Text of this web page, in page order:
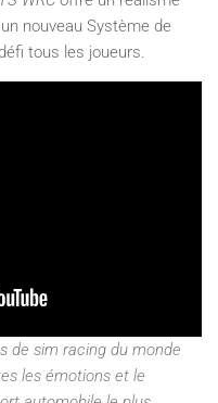
nouveau Système de
tous les joueurs.
de sim racing du monde
les émotions et le